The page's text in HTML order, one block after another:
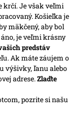
krčí. Je však veľmi
Košieľka je
mäkčený, aby bol
je veľmi krásny
predstáv
Ak máte záujem o
výšivky, ľanu alebo
adrese.Zlaďte
pozrite si našu